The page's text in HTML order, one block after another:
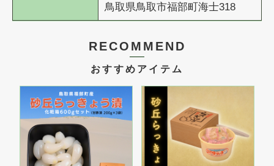
鳥取県鳥取市福部町海士318
RECOMMEND
おすすめアイテム